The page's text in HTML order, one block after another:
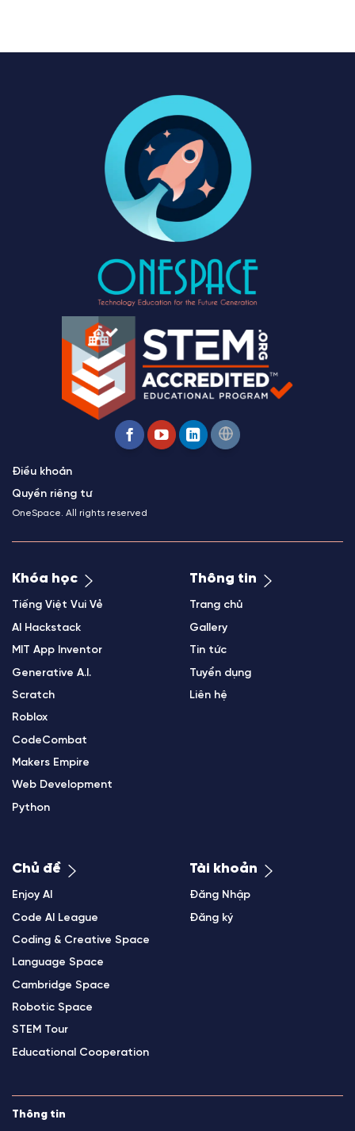
Điều khoản
Quyền riêng tư
OneSpace. All rights reserved
Khóa học
Tiếng Việt Vui Vẻ
AI Hackstack
MIT App Inventor
Generative A.I.
Scratch
Roblox
CodeCombat
Makers Empire
Web Development
Python
Thông tin
Trang chủ
Gallery
Tin tức
Tuyển dụng
Liên hệ
Chủ đề
Enjoy AI
Code AI League
Coding & Creative Space
Language Space
Cambridge Space
Robotic Space
STEM Tour
Educational Cooperation
Tài khoản
Đăng Nhập
Đăng ký
Thông tin